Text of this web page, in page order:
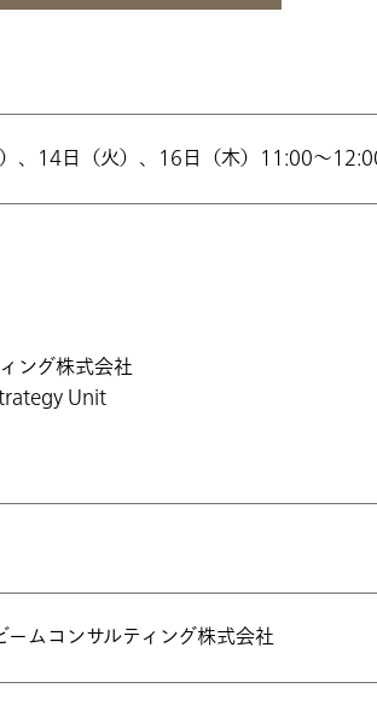
、14日（火）、16日（木）11:00〜
ング株式会社
Unit
ムコンサルティング株式会社